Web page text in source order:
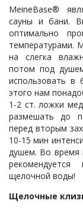
MeineBase®
сауны и бани.
оптимально
температурами.
на слегка
потом под
использовать в
этого нам
1-2 ст. ложки
размешать до
перед вторым
10-15 мин
душем. Во время
рекомендуется
щелочной воды!
Щелочные